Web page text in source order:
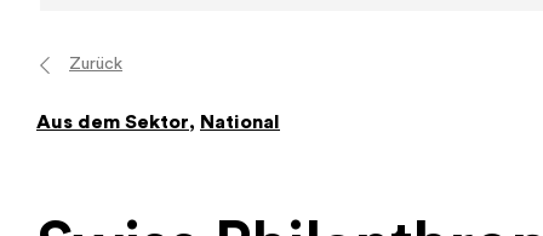
Zurück
Aus dem Sektor, National